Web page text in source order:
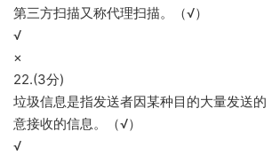
第三方扫描又称代理扫描。（√）
√
×
22.(3分)
垃圾信息是指发送者因某种目的大量发送的
意接收的信息。（√）
√